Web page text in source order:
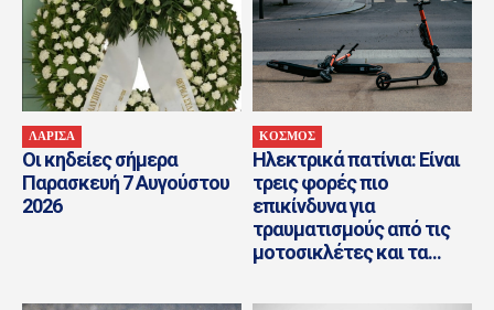
ΛΑΡΙΣΑ
Οι κηδείες σήμερα
Παρασκευή 7 Αυγούστου
2026
ΚΟΣΜΟΣ
Ηλεκτρικά πατίνια: Είναι
τρεις φορές πιο
επικίνδυνα για
τραυματισμούς από τις
μοτοσικλέτες και τα...